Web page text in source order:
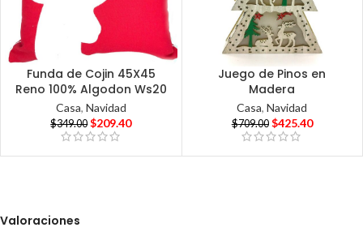
Funda de Cojin 45X45
Reno 100% Algodon Ws20
Casa, Navidad
$349.00 $209.40
Juego de Pinos en
Madera
Casa,Navidad
$709.00 $425.40
Valoraciones